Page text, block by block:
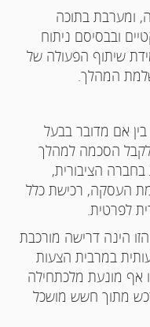
ומערבת בתוכה
ובבסיסם ניתוח
שיתוף הפעולה של
המהלך.
אם מדובר בבעל
לקבל הסכמה למהלך
הציבורית,
להשלמת העסקה, רכישת כלל
לפרטית.
הינה דרישה מורכבת
במרבית הצעות
אף מונעת מלכתחילה
מתוך חשש מושכל